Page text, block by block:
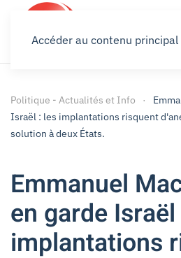
Accéder au contenu principal
Politique - Actualités et Info
Israël : les implantations risquent
solution à deux États.
Emmanuel
en garde
implantations